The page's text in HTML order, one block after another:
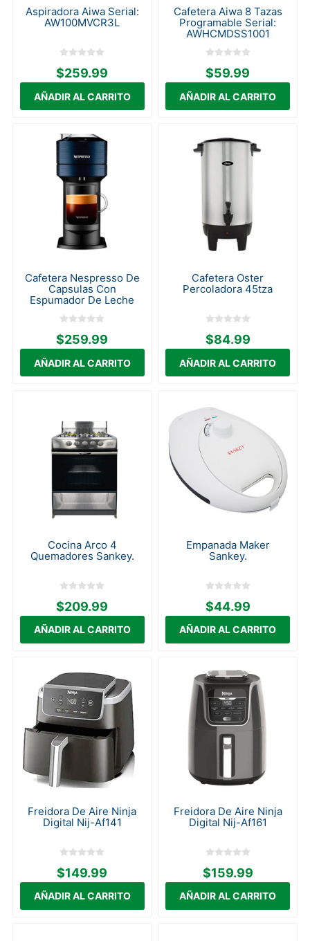
Aspiradora Aiwa Serial:
AW100MVCR3L
$259.99
Cafetera Aiwa 8 Tazas
Programable Serial:
AWHCMDSS1001
$59.99
Cafetera Nespresso De
Capsulas Con
Espumador De Leche
$259.99
Cafetera Oster
Percoladora 45tza
$84.99
Cocina Arco 4
Quemadores Sankey.
$209.99
Empanada Maker
Sankey.
$44.99
Freidora De Aire Ninja
Digital Nij-Af141
$149.99
Freidora De Aire Ninja
Digital Nij-Af161
$159.99